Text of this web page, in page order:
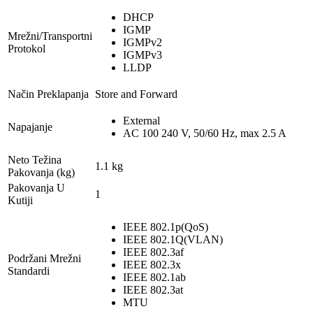
Mrežni/Transportni
Protokol
DHCP
IGMP
IGMPv2
IGMPv3
LLDP
Način Preklapanja Store and Forward
Napajanje
External
AC 100 240 V, 50/60 Hz, max 2.5 A
Neto Težina
Pakovanja (kg)
1.1 kg
Pakovanja U
Kutiji
1
Podržani Mrežni
Standardi
IEEE 802.1p(QoS)
IEEE 802.1Q(VLAN)
IEEE 802.3af
IEEE 802.3x
IEEE 802.1ab
IEEE 802.3at
MTU